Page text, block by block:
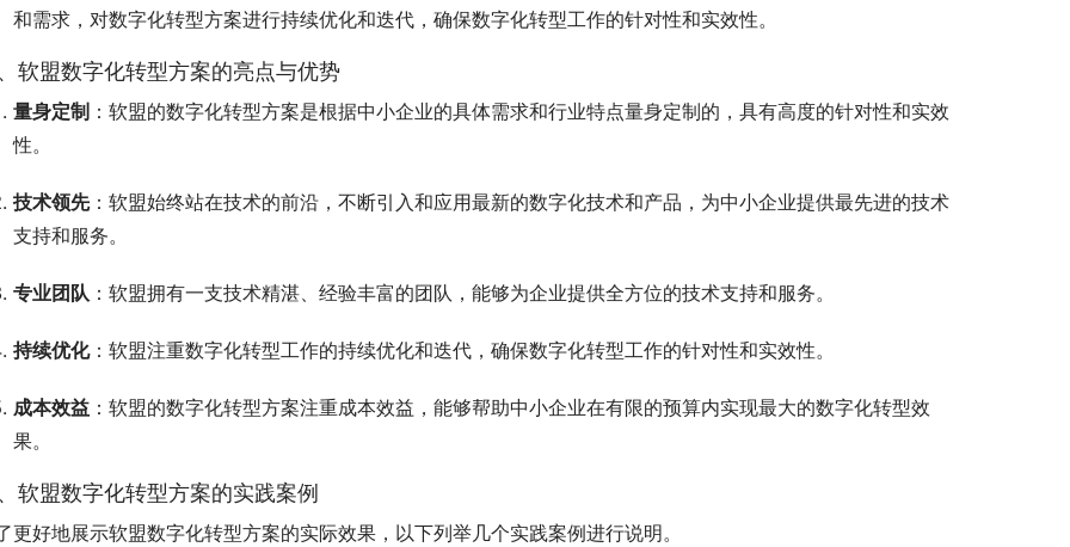
和需求，对数字化转型方案进行持续优化和迭代，确保数字化转型工作的针对性和实效性。
软盟数字化转型方案的亮点与优势
量身定制 ：软盟的数字化转型方案是根据中小企业的具体需求和行业特点量身定制的，具有高度的针对性和实效
性。
技术领先：软盟始终站在技术的前沿，不断引入和应用最新的数字化技术和产品，为中小企业提供最先进的技术
支持和服务。
专业团队 ：软盟拥有一支技术精湛、经验丰富的团队，能够为企业提供全方位的技术支持和服务。
持续优化：软盟注重数字化转型工作的持续优化和迭代，确保数字化转型工作的针对性和实效性。
成本效益 ：软盟的数字化转型方案注重成本效益，能够帮助中小企业在有限的预算内实现最大的数字化转型效
果。
软盟数字化转型方案的实践案例
更好地展示软盟数字化转型方案的实际效果，以下列举几个实践案例进行说明。